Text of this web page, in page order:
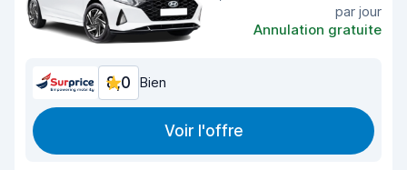
par jour
Annulation gratuite
8,0 Bien
Voir l'offre